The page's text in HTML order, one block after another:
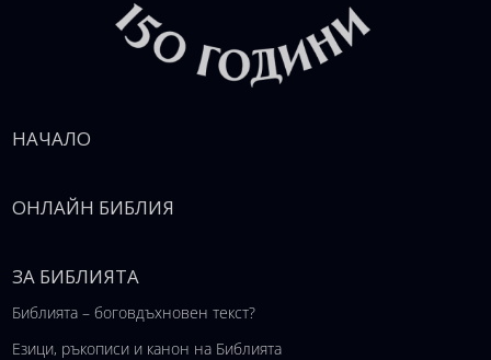
НАЧАЛО
ОНЛАЙН БИБЛИЯ
ЗА БИБЛИЯТА
Библията – боговдъхновен текст?
Езици, ръкописи и канон на Библията